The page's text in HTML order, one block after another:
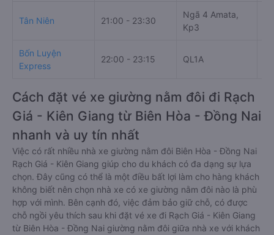
Tân Niên 21:00 - 23:30
Ngã 4 Amata,
Kp3
Bốn Luyện
Express
22:00 - 23:15 QL1A
Cách đặt vé xe giường nằm đôi đi Rạch
Giá - Kiên Giang từ Biên Hòa - Đồng Nai
nhanh và uy tín nhất
Việc có rất nhiều nhà xe giường nằm đôi Biên Hòa - Đồng Nai
Rạch Giá - Kiên Giang giúp cho du khách có đa dạng sự lựa
chọn. Đây cũng có thể là một điều bất lợi làm cho hàng khách
không biết nên chọn nhà xe có xe giường nằm đôi nào là phù
hợp với mình. Bên cạnh đó, việc đảm bảo giữ chỗ, có được
chỗ ngồi yêu thích sau khi đặt vé xe đi Rạch Giá - Kiên Giang
từ Biên Hòa - Đồng Nai giường nằm đôi giữa nhà xe với khách